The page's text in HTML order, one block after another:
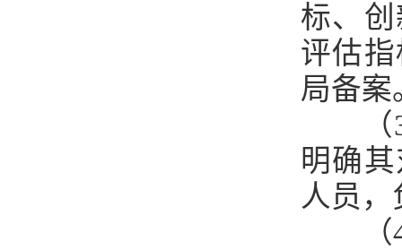
标、
评估
局备案
明确
人员